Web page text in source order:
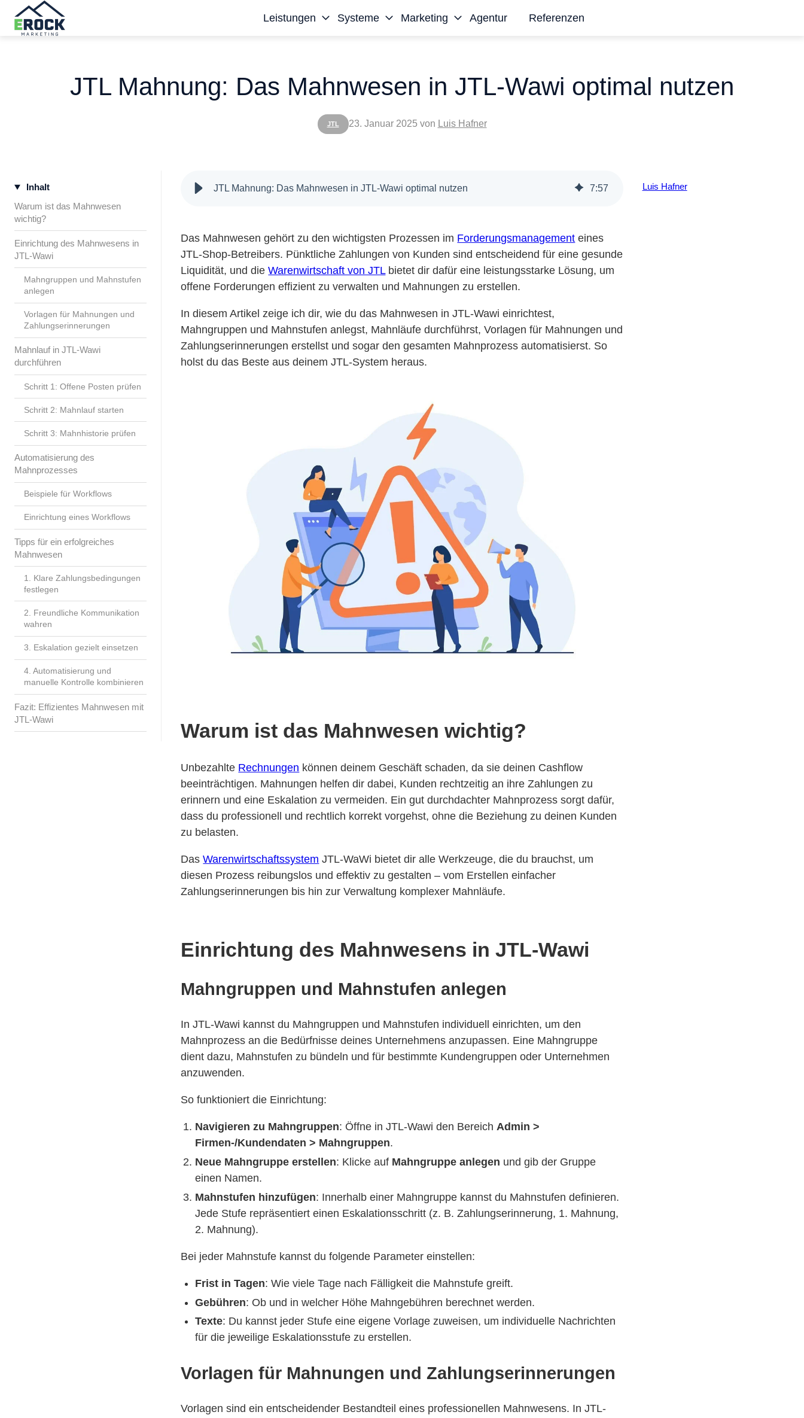
e
Leistungen Systeme Marketing Agentur Referenzen
JTL
JTL Mahnung: Das Mahnwesen in JTL-Wawi optimal nutzen
23. Januar 2025 von Luis Hafner
Inhalt
Warum ist das Mahnwesen
wichtig?
Einrichtung des Mahnwesens in
JTL-Wawi
Mahngruppen und Mahnstufen
anlegen
Vorlagen für Mahnungen und
Zahlungserinnerungen
Mahnlauf in JTL-Wawi
durchführen
Schritt 1: Offene Posten prüfen
Schritt 2: Mahnlauf starten
Schritt 3: Mahnhistorie prüfen
Automatisierung des
Mahnprozesses
Beispiele für Workflows
Einrichtung eines Workflows
Tipps für ein erfolgreiches
Mahnwesen
1. Klare Zahlungsbedingungen
festlegen
2. Freundliche Kommunikation
wahren
3. Eskalation gezielt einsetzen
4. Automatisierung und
manuelle Kontrolle kombinieren
Fazit: Effizientes Mahnwesen mit
JTL-Wawi
JTL Mahnung: Das Mahnwesen in JTL-Wawi optimal nutzen 7:57
Das Mahnwesen gehört zu den wichtigsten Prozessen im Forderungsmanagement eines
JTL-Shop-Betreibers. Pünktliche Zahlungen von Kunden sind entscheidend für eine gesunde
Liquidität, und dieWarenwirtschaft von JTLbietet dir dafür eine leistungsstarke Lösung, um
offene Forderungen effizient zu verwalten und Mahnungen zu erstellen.
In diesem Artikel zeige ich dir, wie du das Mahnwesen in JTL-Wawi einrichtest,
Mahngruppen und Mahnstufen anlegst, Mahnläufe durchführst, Vorlagen für Mahnungen und
Zahlungserinnerungen erstellst und sogar den gesamten Mahnprozess automatisierst. So
holst du das Beste aus deinem JTL-System heraus.
Warum ist das Mahnwesen wichtig?
Unbezahlte Rechnungen können deinem Geschäft schaden, da sie deinen Cashflow
beeinträchtigen. Mahnungen helfen dir dabei, Kunden rechtzeitig an ihre Zahlungen zu
erinnern und eine Eskalation zu vermeiden. Ein gut durchdachter Mahnprozess sorgt dafür,
dass du professionell und rechtlich korrekt vorgehst, ohne die Beziehung zu deinen Kunden
zu belasten.
DasWarenwirtschaftssystem JTL-WaWi bietet dir alle Werkzeuge, die du brauchst, um
diesen Prozess reibungslos und effektiv zu gestalten – vom Erstellen einfacher
Zahlungserinnerungen bis hin zur Verwaltung komplexer Mahnläufe.
Einrichtung des Mahnwesens in JTL-Wawi
Mahngruppen und Mahnstufen anlegen
In JTL-Wawi kannst du Mahngruppen und Mahnstufen individuell einrichten, um den
Mahnprozess an die Bedürfnisse deines Unternehmens anzupassen. Eine Mahngruppe
dient dazu, Mahnstufen zu bündeln und für bestimmte Kundengruppen oder Unternehmen
anzuwenden.
So funktioniert die Einrichtung:
Navigieren zu Mahngruppen: Öffne in JTL-Wawi den BereichAdmin >
Firmen-/Kundendaten > Mahngruppen.
Neue Mahngruppe erstellen: Klicke auf Mahngruppe anlegen und gib der Gruppe
einen Namen.
Mahnstufen hinzufügen: Innerhalb einer Mahngruppe kannst du Mahnstufen definieren.
Jede Stufe repräsentiert einen Eskalationsschritt (z. B. Zahlungserinnerung, 1. Mahnung,
2. Mahnung).
Bei jeder Mahnstufe kannst du folgende Parameter einstellen:
Frist in Tagen: Wie viele Tage nach Fälligkeit die Mahnstufe greift.
Gebühren: Ob und in welcher Höhe Mahngebühren berechnet werden.
Texte: Du kannst jeder Stufe eine eigene Vorlage zuweisen, um individuelle Nachrichten
für die jeweilige Eskalationsstufe zu erstellen.
Vorlagen für Mahnungen und Zahlungserinnerungen
Vorlagen sind ein entscheidender Bestandteil eines professionellen Mahnwesens. In JTL-
Luis Hafner